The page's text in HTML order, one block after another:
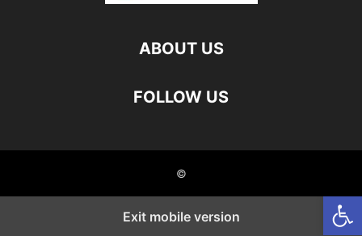
ABOUT US
FOLLOW US
©
Exit mobile version